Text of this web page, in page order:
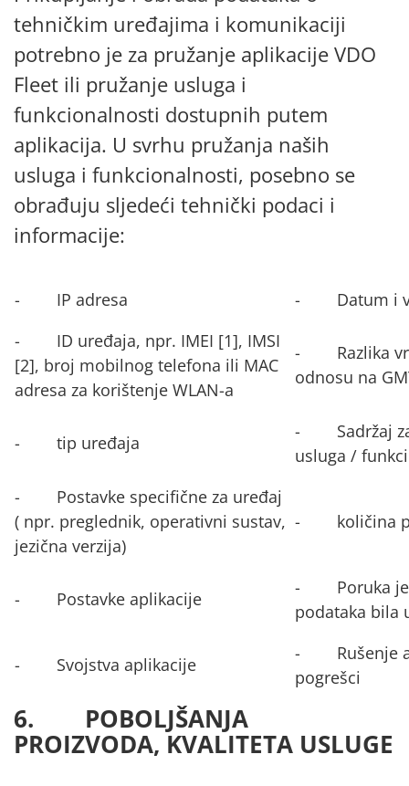
tehničkim uređajima i komunikaciji
potrebno je za pružanje aplikacije VDO
Fleet ili pružanje usluga i
funkcionalnosti dostupnih putem
aplikacija. U svrhu pružanja naših
usluga i funkcionalnosti, posebno se
obrađuju sljedeći tehnički podaci i
informacije:
- IP adresa
- Datum i
- ID uređaja, npr. IMEI [1], IMSI
[2], broj mobilnog telefona ili MAC
adresa za korištenje WLAN-a
- Razlika
odnosu na
- tip uređaja
- Sadržaj
usluga /
- Postavke specifične za uređaj
( npr. preglednik, operativni sustav,
jezična verzija)
- količina
- Postavke aplikacije
- Poruka je
podataka bila
- Svojstva aplikacije
- Rušenje
pogrešci
6. POBOLJŠANJA
PROIZVODA, KVALITETA USLUGE